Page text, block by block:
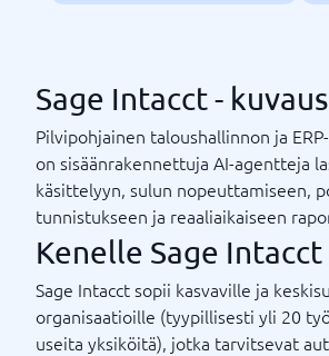
Sage Intacct - kuvaus
Pilvipohjainen taloushallinnon ja
on sisäänrakennettuja AI-agentteja
käsittelyyn, sulun nopeuttamiseen,
tunnistukseen ja reaaliaikaiseen
Kenelle Sage Intacct
Sage Intacct sopii kasvaville ja
organisaatioille (tyypillisesti yli 20
useita yksiköitä), jotka tarvitsevat